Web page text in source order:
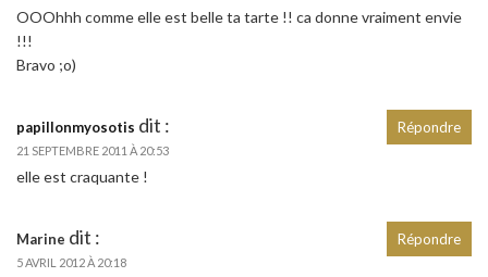
OOOhhh comme elle est belle ta tarte !! ca donne vraiment envie
!!!
Bravo ;o)
papillonmyosotis dit :
21 SEPTEMBRE 2011 À 20:53
elle est craquante !
Répondre
Marine dit :
5 AVRIL 2012 À 20:18
Répondre